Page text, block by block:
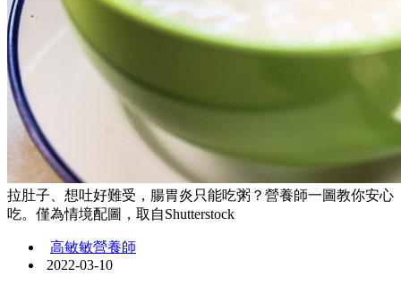
拉肚子、想吐好難受，腸胃炎只能吃粥？營養師一圖教你安心
吃。僅為情境配圖，取自Shutterstock
高敏敏營養師
2022-03-10